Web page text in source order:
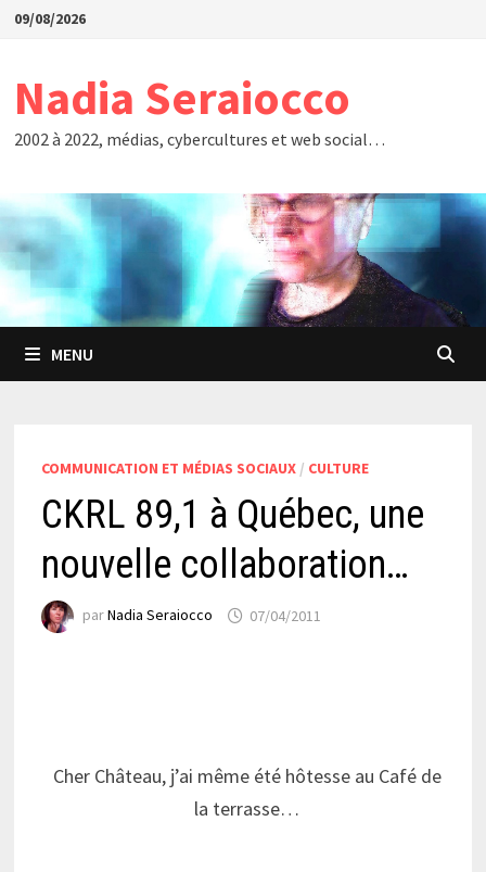
Passer
09/08/2026
Nadia Seraiocco
2002 à 2022, médias, cybercultures et web social…
MENU
COMMUNICATION ET MÉDIAS SOCIAUX/ CULTURE
CKRL 89,1 à Québec, une
nouvelle collaboration…
parNadia Seraiocco 07/04/2011
Cher Château, j’ai même été hôtesse au Café de
la terrasse…